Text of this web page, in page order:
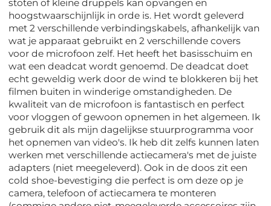
stoten of kleine druppels kan opvangen en
hoogstwaarschijnlijk in orde is. Het wordt geleverd
met 2 verschillende verbindingskabels, afhankelijk van
wat je apparaat gebruikt en 2 verschillende covers
voor de microfoon zelf. Het heeft het basisschuim en
wat een deadcat wordt genoemd. De deadcat doet
echt geweldig werk door de wind te blokkeren bij het
filmen buiten in winderige omstandigheden. De
kwaliteit van de microfoon is fantastisch en perfect
voor vloggen of gewoon opnemen in het algemeen. Ik
gebruik dit als mijn dagelijkse stuurprogramma voor
het opnemen van video's. Ik heb dit zelfs kunnen laten
werken met verschillende actiecamera's met de juiste
adapters (niet meegeleverd). Ook in de doos zit een
cold shoe-bevestiging die perfect is om deze op je
camera, telefoon of actiecamera te monteren